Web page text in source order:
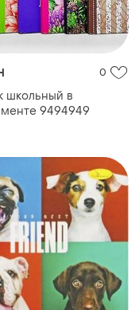
0
школьный в
9494949